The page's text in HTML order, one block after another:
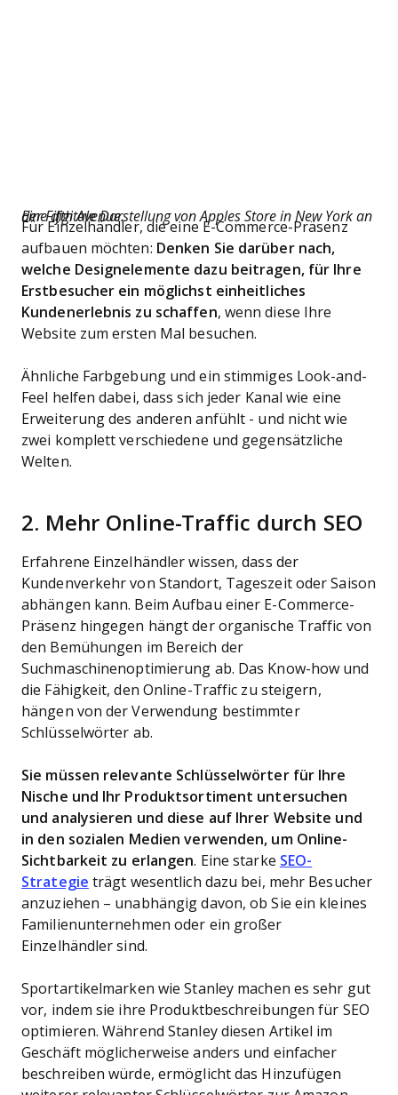
Eine digitale Darstellung von Apples Store in New York an der Fifth Avenue.
Für Einzelhändler, die eine E-Commerce-Präsenz
aufbauen möchten: Denken Sie darüber nach,
welche Designelemente dazu beitragen, für Ihre
Erstbesucher ein möglichst einheitliches
Kundenerlebnis zu schaffen, wenn diese Ihre
Website zum ersten Mal besuchen.
Ähnliche Farbgebung und ein stimmiges Look-and-
Feel helfen dabei, dass sich jeder Kanal wie eine
Erweiterung des anderen anfühlt - und nicht wie
zwei komplett verschiedene und gegensätzliche
Welten.
2. Mehr Online-Traffic durch SEO
Erfahrene Einzelhändler wissen, dass der
Kundenverkehr von Standort, Tageszeit oder Saison
abhängen kann. Beim Aufbau einer E-Commerce-
Präsenz hingegen hängt der organische Traffic von
den Bemühungen im Bereich der
Suchmaschinenoptimierung ab. Das Know-how und
die Fähigkeit, den Online-Traffic zu steigern,
hängen von der Verwendung bestimmter
Schlüsselwörter ab.
Sie müssen relevante Schlüsselwörter für Ihre
Nische und Ihr Produktsortiment untersuchen
und analysieren und diese auf Ihrer Website und
in den sozialen Medien verwenden, um Online-
Sichtbarkeit zu erlangen. Eine starke SEO-
Strategie trägt wesentlich dazu bei, mehr Besucher
anzuziehen – unabhängig davon, ob Sie ein kleines
Familienunternehmen oder ein großer
Einzelhändler sind.
Sportartikelmarken wie Stanley machen es sehr gut
vor, indem sie ihre Produktbeschreibungen für SEO
optimieren. Während Stanley diesen Artikel im
Geschäft möglicherweise anders und einfacher
beschreiben würde, ermöglicht das Hinzufügen